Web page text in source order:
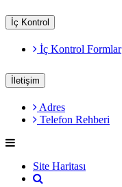
İç Kontrol
İç Kontrol Formlar
İletişim
Adres
Telefon Rehberi
Site Haritası